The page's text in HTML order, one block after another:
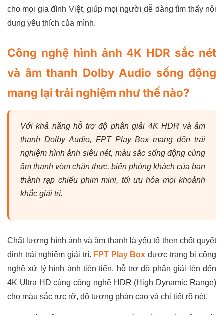
cho mọi gia đình Việt, giúp mọi người dễ dàng tìm thấy nội
dung yêu thích của mình.
Công nghệ hình ảnh 4K HDR sắc nét
và âm thanh Dolby Audio sống động
mang lại trải nghiệm như thế nào?
Với khả năng hỗ trợ độ phân giải 4K HDR và âm
thanh Dolby Audio, FPT Play Box mang đến trải
nghiệm hình ảnh siêu nét, màu sắc sống động cùng
âm thanh vòm chân thực, biến phòng khách của bạn
thành rạp chiếu phim mini, tối ưu hóa mọi khoảnh
khắc giải trí.
Chất lượng hình ảnh và âm thanh là yếu tố then chốt quyết
định trải nghiệm giải trí. FPT Play Box được trang bị công
nghệ xử lý hình ảnh tiên tiến, hỗ trợ độ phân giải lên đến
4K Ultra HD cùng công nghệ HDR (High Dynamic Range)
cho màu sắc rực rỡ, độ tương phản cao và chi tiết rõ nét.